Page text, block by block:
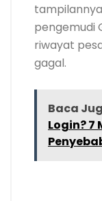
pengemudi
riwayat
gagal.
Baca
Login? 7